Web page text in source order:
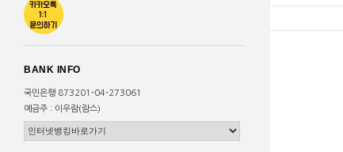
BANK INFO
국민은행 873201-04-273061
예금주 : 이우람(람스)